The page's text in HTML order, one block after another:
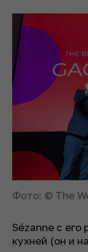
Фото: © The
Sézanne с
кухней (он и